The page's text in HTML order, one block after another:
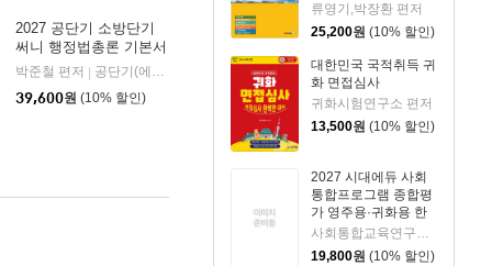
류영기,박장환 편저
25,200원 (10% 할인)
대한민국 국적취득 귀
화 면접심사
귀화시험연구소 편저
13,500원 (10% 할인)
2027 시대에듀 사회
통합프로그램 종합평
가 영주용·귀화용 한
권으로 끝내기 + 무료
강의
사회통합교육연구회 편저
19,800원 (10% 할인)
2027 공단기 소방단기
써니 행정법총론 기본서
박준철 편저
공단기(에스티유니타스)
39,600원 (10% 할인)